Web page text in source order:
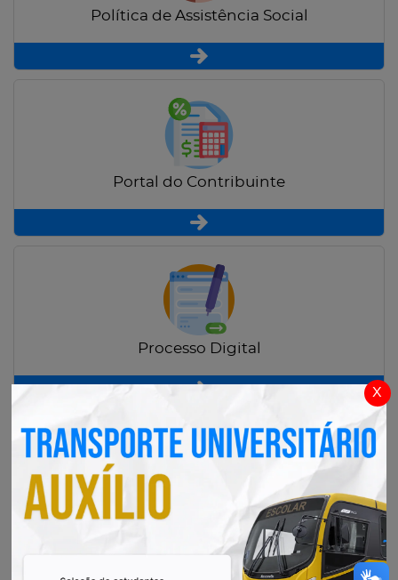
x
Política de Assistência Social
Portal do Contribuinte
Processo Digital
Radar Transparência Pública